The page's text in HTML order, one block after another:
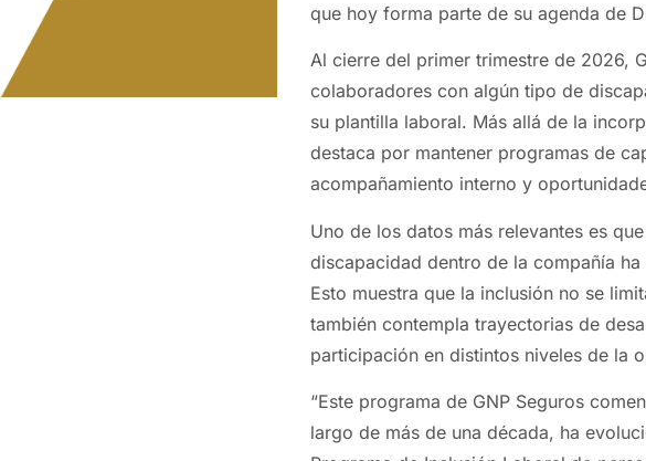
que hoy forma parte de su agenda de
Al cierre del primer trimestre de 2026,
colaboradores con algún tipo de
su plantilla laboral. Más allá de la
destaca por mantener programas de
acompañamiento interno y
Uno de los datos más relevantes es
discapacidad dentro de la compañía
Esto muestra que la inclusión no se
también contempla trayectorias de
participación en distintos niveles de la
“Este programa de GNP Seguros
largo de más de una década, ha